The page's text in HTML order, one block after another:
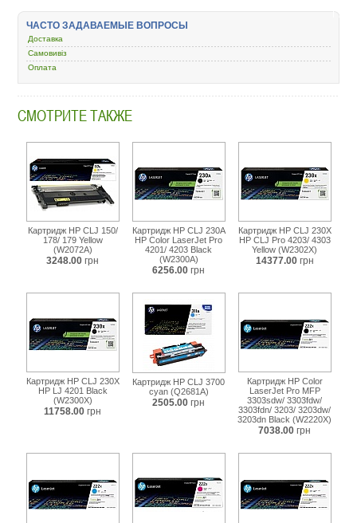
i-
color-
4201-
ЧАСТО ЗАДАВАЕМЫЕ ВОПРОСЫ
Доставка
Самовивіз
Оплата
СМОТРИТЕ ТАКЖЕ
Картридж HP CLJ 150/
178/ 179 Yellow
(W2072A)
3248.00 грн
Картридж HP CLJ 230A
HP Color LaserJet Pro
4201/ 4203 Black
(W2300A)
6256.00 грн
Картридж HP CLJ 230X
HP CLJ Pro 4203/ 4303
Yellow (W2302X)
14377.00 грн
Картридж HP CLJ 230X
HP LJ 4201 Black
(W2300X)
11758.00 грн
Картридж HP CLJ 3700
cyan (Q2681A)
2505.00 грн
Картридж HP Color
LaserJet Pro MFP
3303sdw/ 3303fdw/
3303fdn/ 3203/ 3203dw/
3203dn Black (W2220X)
7038.00 грн